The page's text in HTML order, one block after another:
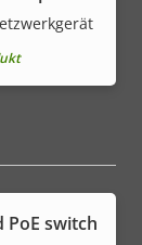
PoE switch